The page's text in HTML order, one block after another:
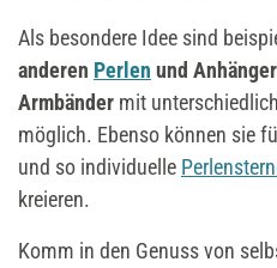
Als besondere Idee sind
anderen Perlen und
Armbänder mit
möglich. Ebenso können sie
und so individuelle
kreieren.
Komm in den Genuss von